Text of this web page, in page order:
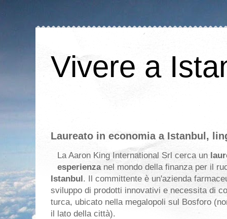
Vivere a
Laureato in economia a Istanbul,
La Aaron King International Srl cerca un
esperienzanel mondo della finanza per il
Istanbul. Il committente è un'azienda
sviluppo di prodotti innovativi e necessita di
turca, ubicato nella megalopoli sul Bosforo
il lato della città).